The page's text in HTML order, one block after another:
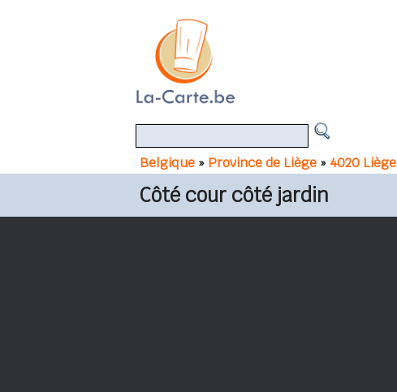
Belgique » Province de Liège »4020 Liège
Côté cour côté jardin